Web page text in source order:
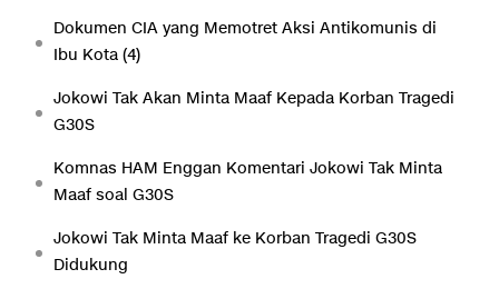
Dokumen CIA yang Memotret Aksi Antikomunis di
Ibu Kota (4)
Jokowi Tak Akan Minta Maaf Kepada Korban Tragedi
G30S
Komnas HAM Enggan Komentari Jokowi Tak Minta
Maaf soal G30S
Jokowi Tak Minta Maaf ke Korban Tragedi G30S
Didukung